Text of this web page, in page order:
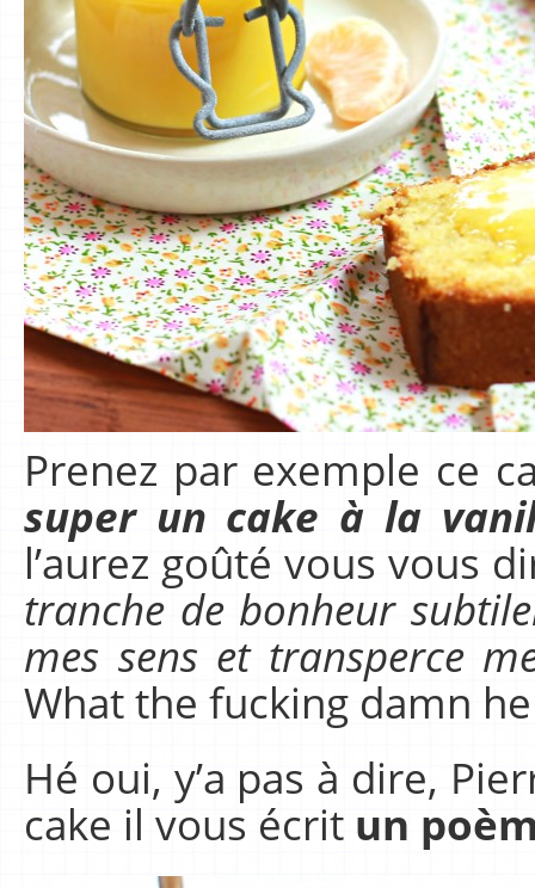
Prenez par exemple ce
super un cake à la
l’aurez goûté vous vous
tranche de bonheur
mes sens et transperce
What the fucking damn
Hé oui, y’a pas à dire,
cake il vous écrit un